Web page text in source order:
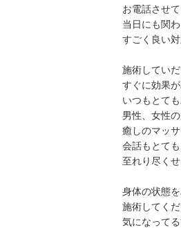
お電話させ
当日にも関
すごく良い
施術してい
すぐに効果
いつもとて
男性、女性
癒しのマッ
会話もとて
至れり尽くせ
身体の状態
施術してく
気になって